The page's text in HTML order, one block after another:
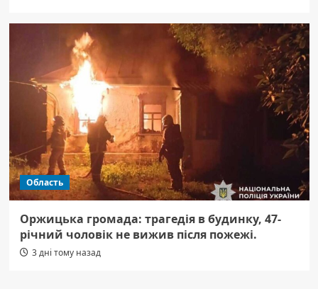
Область
Оржицька громада: трагедія в будинку, 47-
річний чоловік не вижив після пожежі.
3 дні тому назад